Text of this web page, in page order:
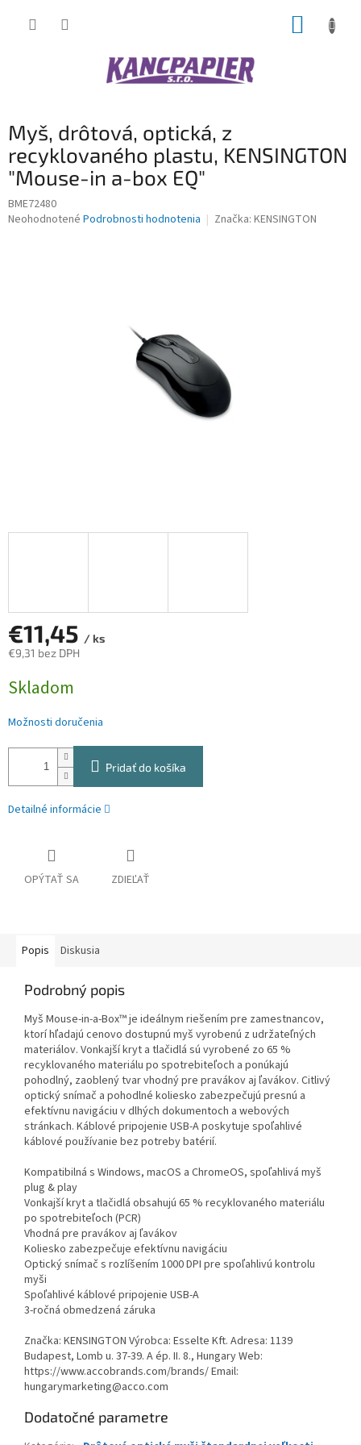
Myš, drôtová, optická, z
recyklovaného plastu, KENSINGTON
"Mouse-in a-box EQ"
BME72480
Priemerné
Neohodnotené Podrobnosti hodnotenia Značka: KENSINGTON
€11,45 / ks
€9,31 bez DPH
cena:
Skladom
Možnosti doručenia
Pridať do košíka
Detailné informácie
OPÝTAŤ SA ZDIEĽAŤ
Popis Diskusia
Podrobný popis
Myš Mouse-in-a-Box™ je ideálnym riešením pre zamestnancov,
ktorí hľadajú cenovo dostupnú myš vyrobenú z udržateľných
materiálov. Vonkajší kryt a tlačidlá sú vyrobené zo 65 %
recyklovaného materiálu po spotrebiteľoch a ponúkajú
pohodlný, zaoblený tvar vhodný pre pravákov aj ľavákov. Citlivý
optický snímač a pohodlné koliesko zabezpečujú presnú a
efektívnu navigáciu v dlhých dokumentoch a webových
stránkach. Káblové pripojenie USB-A poskytuje spoľahlivé
káblové používanie bez potreby batérií.
Kompatibilná s Windows, macOS a ChromeOS, spoľahlivá myš
plug & play
Vonkajší kryt a tlačidlá obsahujú 65 % recyklovaného materiálu
po spotrebiteľoch (PCR)
Vhodná pre pravákov aj ľavákov
Koliesko zabezpečuje efektívnu navigáciu
Optický snímač s rozlíšením 1000 DPI pre spoľahlivú kontrolu
myši
Spoľahlivé káblové pripojenie USB-A
3-ročná obmedzená záruka
Značka: KENSINGTON Výrobca: Esselte Kft. Adresa: 1139
Budapest, Lomb u. 37-39. A ép. II. 8., Hungary Web:
https://www.accobrands.com/brands/ Email:
hungarymarketing@acco.com
Dodatočné parametre